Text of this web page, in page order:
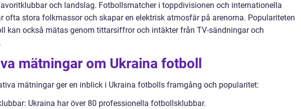
och landslag. Fotbollsmatcher i toppdivisionen och internationella
ofta stora folkmassor och skapar en elektrisk atmosfär på arenorna. Populariteten
kan också mätas genom tittarsiffror och intäkter från TV-sändningar och
mätningar om Ukraina fotboll
mätningar ger en inblick i Ukraina fotbolls framgång och popularitet:
Ukraina har över 80 professionella fotbollsklubbar.